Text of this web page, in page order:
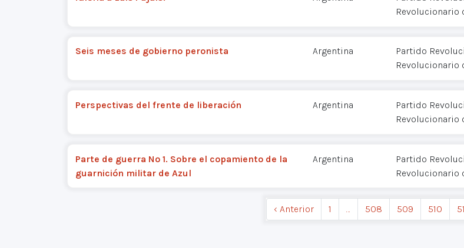
Revolucionario
Seis meses de gobierno peronista Argentina
Partido
Revolucionario
Perspectivas del frente de liberación Argentina
Partido
Revolucionario
Parte de guerra Nº 1. Sobre el copamiento de la
guarnición militar de Azul
Argentina
Partido
Revolucionario
‹ Anterior 1 … 508 509 510